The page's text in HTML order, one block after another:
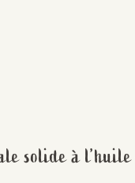
solide à